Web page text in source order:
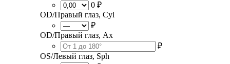
0 ₽
OD/Правый глаз, Cyl
₽
OD/Правый глаз, Ax
₽
OS/Левый глаз, Sph